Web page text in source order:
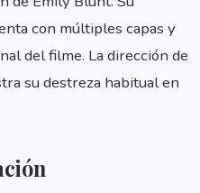
con múltiples capas y
del filme. La dirección de
su destreza habitual en